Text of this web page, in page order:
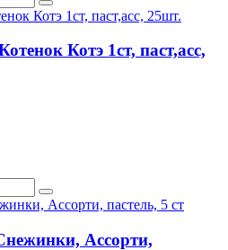
Котэ 1ст, паст,асс,
Ассорти,